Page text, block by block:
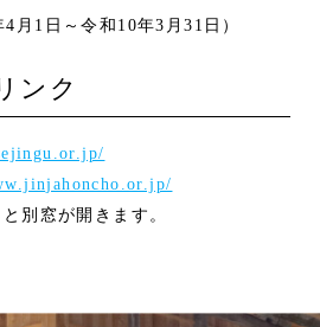
4月1日～令和10年3月31日）
ンク
別窓が開きます。